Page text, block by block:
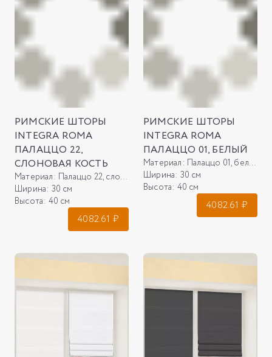
РИМСКИЕ ШТОРЫ
INTEGRA ROMA
ПАЛАЦЦО 22,
СЛОНОВАЯ КОСТЬ
Материал: Палаццо 22, слоновая кость
Ширина: 30 см
Высота: 40 см
4082.61 ₽
РИМСКИЕ ШТОРЫ
INTEGRA ROMA
ПАЛАЦЦО 01, БЕЛЫЙ
Материал: Палаццо 01, белый
Ширина: 30 см
Высота: 40 см
4082.61 ₽